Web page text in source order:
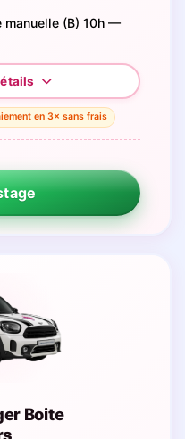
manuelle (B) 10h —
en 3× sans frais
Boite